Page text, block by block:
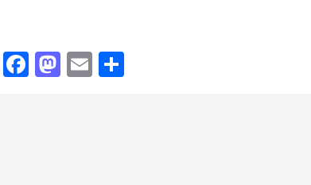
Facebook
Mastodon
Email